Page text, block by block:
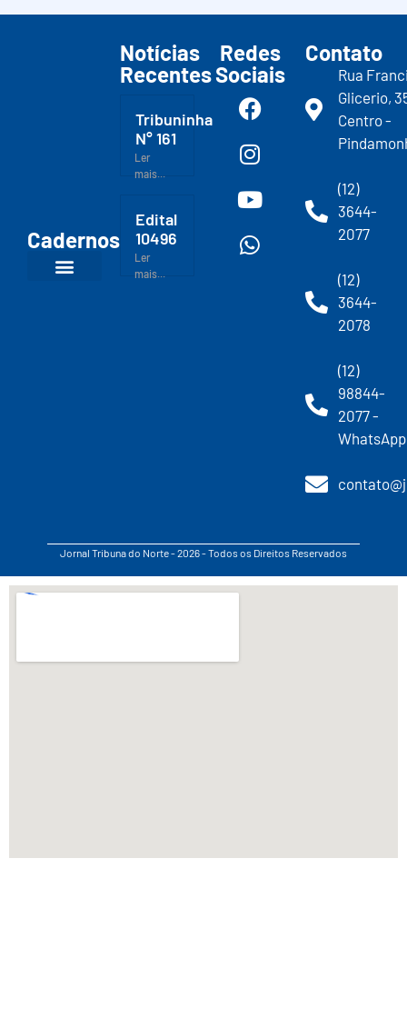
Cadernos
Notícias
Recentes
Tribuninha
N° 161
Ler
mais...
Edital
10496
Ler
mais...
Redes
Sociais
Contato
Rua
Glicerio,
Centro -
(12)
3644-
2077
(12)
3644-
2078
(12)
98844-
2077 -
WhatsApp
Jornal Tribuna do Norte - 2026 - Todos os Direitos Reservados